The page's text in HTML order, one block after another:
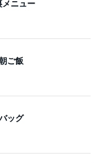
メニュー
ご飯
ッグ